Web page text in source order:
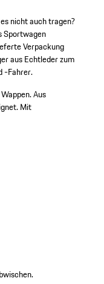
nicht auch tragen?
Sportwagen
Verpackung
aus Echtleder zum
-Fahrer.
Aus
Mit